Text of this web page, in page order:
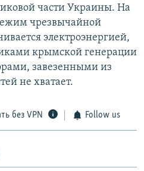
части Украины. На
чрезвычайной
электроэнергией,
крымской генерации
завезенными из
не хватает.
без VPN Follow us